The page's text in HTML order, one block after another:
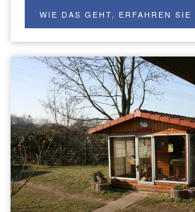
WIE DAS GEHT, ERFAHREN SIE